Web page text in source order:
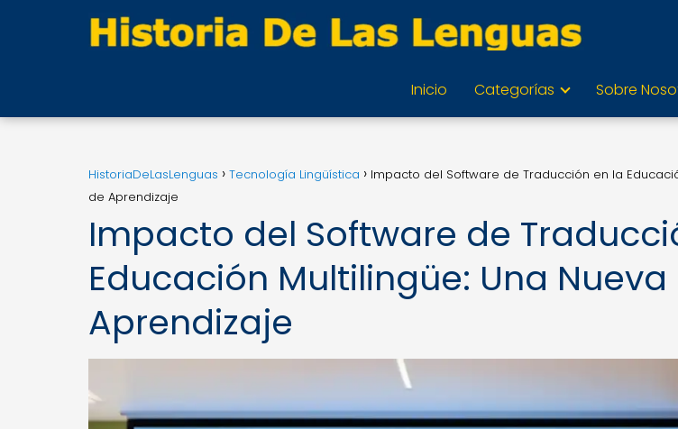
Inicio Categorías Sobre
HistoriaDeLasLenguas Tecnología Lingüística
Impacto del Software de Traducción en la
de Aprendizaje
Impacto del Software de
Educación Multilingüe: Una Nueva
Aprendizaje